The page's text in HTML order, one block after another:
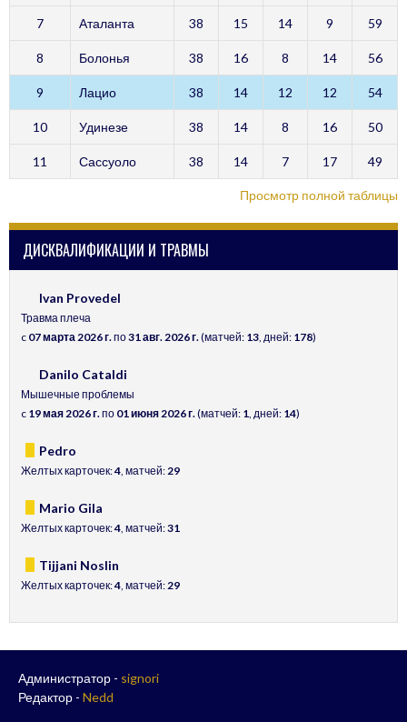
7 Аталанта 38 15 14 9 59
8 Болонья 38 16 8 14 56
9 Лацио 38 14 12 12 54
10 Удинезе 38 14 8 16 50
11 Сассуоло 38 14 7 17 49
Просмотр полной таблицы
ДИСКВАЛИФИКАЦИИ И ТРАВМЫ
Ivan Provedel
Травма плеча
c 07 марта 2026 г. по31 авг. 2026 г. (матчей: 13 , дней: 178)
Danilo Cataldi
Мышечные проблемы
c 19 мая 2026 г. по 01 июня 2026 г. (матчей: 1 , дней: 14)
Pedro
Желтых карточек:4 , матчей: 29
Mario Gila
Желтых карточек:4 , матчей:31
Tijjani Noslin
Желтых карточек:4 , матчей: 29
Администратор - signori
Редактор - Nedd